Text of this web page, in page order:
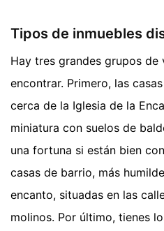
Tipos de inmuebles
Hay tres grandes grupos de
encontrar. Primero, las
cerca de la Iglesia de la
miniatura con suelos de
una fortuna si están bien
casas de barrio, más
encanto, situadas en las
molinos. Por último, tienes